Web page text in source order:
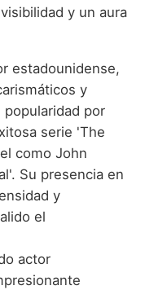
y un aura
estadounidense,
y
popularidad por
serie 'The
como John
Su presencia en
y
el
actor